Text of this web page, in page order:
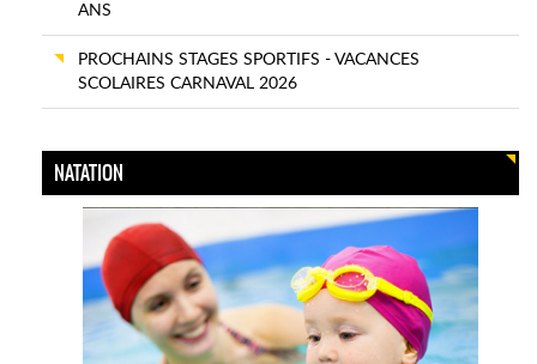
ANS
PROCHAINS STAGES SPORTIFS - VACANCES
SCOLAIRES CARNAVAL 2026
NATATION